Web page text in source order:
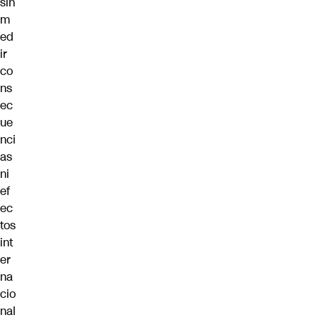
m
ed
ir
co
ns
ec
ue
nci
as
ni
ef
ec
tos
int
er
na
cio
nal